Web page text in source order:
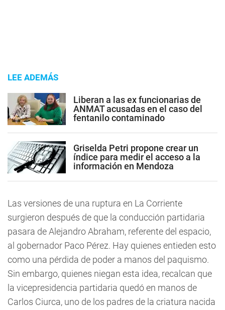
LEE ADEMÁS
Liberan a las ex funcionarias de
ANMAT acusadas en el caso del
fentanilo contaminado
Griselda Petri propone crear un
índice para medir el acceso a la
información en Mendoza
Las versiones de una ruptura en La Corriente
surgieron después de que la conducción partidaria
pasara de Alejandro Abraham, referente del espacio,
al gobernador Paco Pérez. Hay quienes entieden esto
como una pérdida de poder a manos del paquismo.
Sin embargo, quienes niegan esta idea, recalcan que
la vicepresidencia partidaria quedó en manos de
Carlos Ciurca, uno de los padres de la criatura nacida